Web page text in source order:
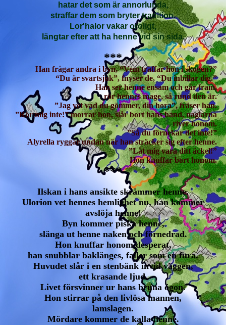
hatar det som är annorlunda,
straffar dem som bryter tradition.
Lor'halor vakar oroligt,
längtar efter att ha henne vid sin sida.
***
Han frågar andra i byn, “Vem träffar hon i skogen?”
“Du är svartsjuk”, fnyser de, “Du inbillar dig.”
Han ser henne ensam och går fram,
rör hennes mage, så rund den är.
”Jag vet vad du gömmer, din hora”, fräser han.
”Rör mig inte!” morrar hon, slår bort hans hand, naglarna
river honom.
”Så du förnekar det inte!”
Alyrella ryggar undan när han sträcker sig efter henne.
”Låt mig vara ditt äckel!”
Hon knuffar bort honom.
***
Ilskan i hans ansikte skrämmer henne.
Ulorion vet hennes hemlighet nu, han kommer
avslöja henne!
Byn kommer piska henne,
slänga ut henne naken och förnedrad.
Hon knuffar honom desperat,
han snubblar baklänges, faller som en fura.
Huvudet slår i en stenbänk invid väggen,
ett krasande ljud.
Livet försvinner ur hans bruna ögon.
Hon stirrar på den livlösa mannen,
lamslagen.
Mördare kommer de kalla henne.